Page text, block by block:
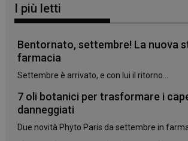
I più letti
Bentornato, settembre! La nuova
farmacia
Settembre è arrivato, e con lui il ritorno...
7 oli botanici per trasformare i
danneggiati
Due novità Phyto Paris da settembre in